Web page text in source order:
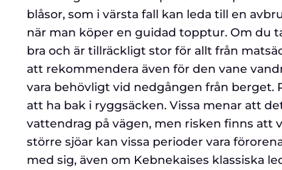
blåsor, som i värsta fall kan leda till en
när man köper en guidad topptur. Om du
bra och är tillräckligt stor för allt från
att rekommendera även för den vane
vara behövligt vid nedgången från berget.
att ha bak i ryggsäcken. Vissa menar att
vattendrag på vägen, men risken finns att
större sjöar kan vissa perioder vara
med sig, även om Kebnekaises klassiska